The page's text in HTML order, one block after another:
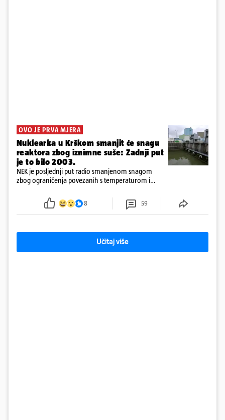
OVO JE PRVA MJERA
Nuklearka u Krškom smanjit će snagu
reaktora zbog iznimne suše: Zadnji put
je to bilo 2003.
NEK je posljednji put radio smanjenom snagom
zbog ograničenja povezanih s temperaturom i
smanjenje snage bilo potrebno više od 90 dana.
8 59
Učitaj više